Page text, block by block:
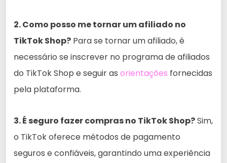
2. Como posso me tornar um afiliado no
TikTok Shop? Para se tornar um afiliado, é
necessário se inscrever no programa de afiliados
do TikTok Shop e seguir as orientações fornecidas
pela plataforma.
3. É seguro fazer compras no TikTok Shop?Sim,
o TikTok oferece métodos de pagamento
seguros e confiáveis, garantindo uma experiência